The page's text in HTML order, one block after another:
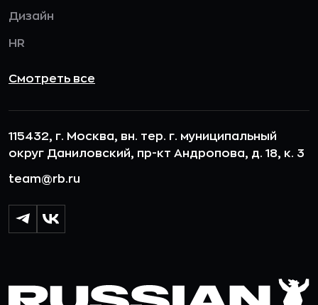
Дизайн
HR
Смотреть все
115432, г. Москва, вн. тер. г. муниципальный
округ Даниловский, пр-кт Андропова, д. 18, к. 3
team@rb.ru